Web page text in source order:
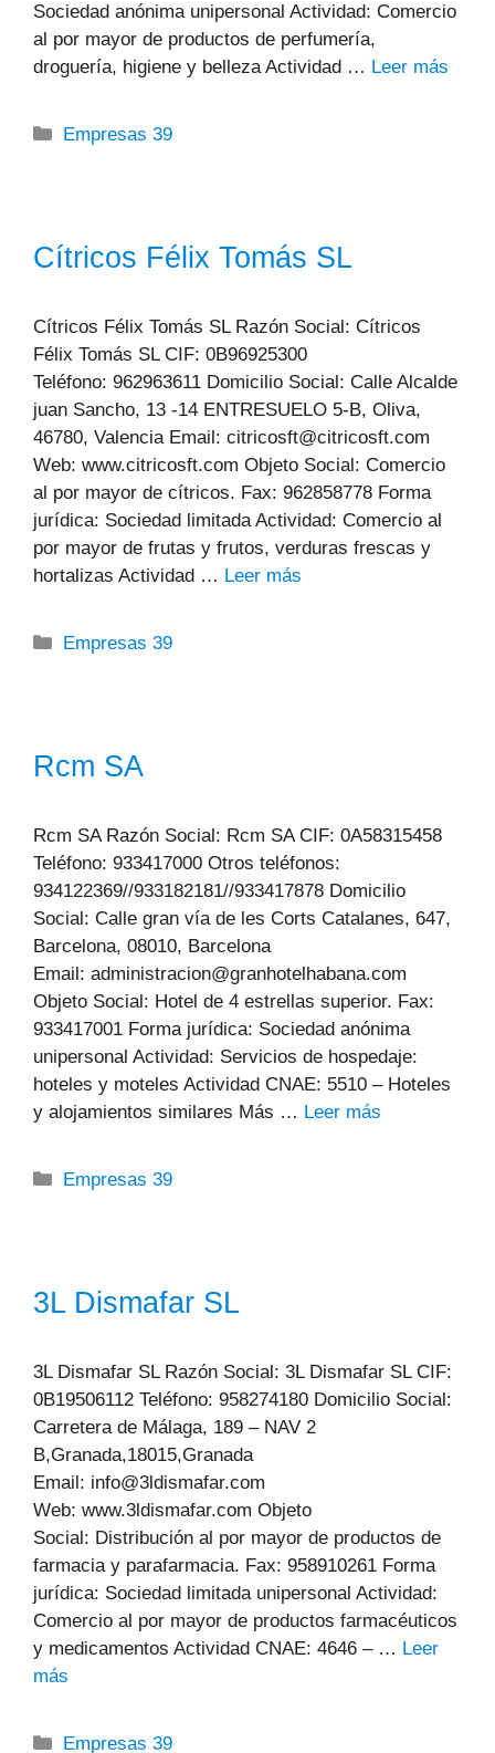
Sociedad anónima unipersonal Actividad: Comercio
al por mayor de productos de perfumería,
droguería, higiene y belleza Actividad … Leer más
Categorías
Empresas 39
Cítricos Félix Tomás SL
Cítricos Félix Tomás SL Razón Social: Cítricos
Félix Tomás SL CIF: 0B96925300
Teléfono: 962963611 Domicilio Social: Calle Alcalde
juan Sancho, 13 -14 ENTRESUELO 5-B, Oliva,
46780, Valencia Email: citricosft@citricosft.com
Web: www.citricosft.com Objeto Social: Comercio
al por mayor de cítricos. Fax: 962858778 Forma
jurídica: Sociedad limitada Actividad: Comercio al
por mayor de frutas y frutos, verduras frescas y
hortalizas Actividad … Leer más
Categorías
Empresas 39
Rcm SA
Rcm SA Razón Social: Rcm SA CIF: 0A58315458
Teléfono: 933417000 Otros teléfonos:
934122369//933182181//933417878 Domicilio
Social: Calle gran vía de les Corts Catalanes, 647,
Barcelona, 08010, Barcelona
Email: administracion@granhotelhabana.com
Objeto Social: Hotel de 4 estrellas superior. Fax:
933417001 Forma jurídica: Sociedad anónima
unipersonal Actividad: Servicios de hospedaje:
hoteles y moteles Actividad CNAE: 5510 – Hoteles
y alojamientos similares Más … Leer más
Categorías
Empresas 39
3L Dismafar SL
3L Dismafar SL Razón Social: 3L Dismafar SL CIF:
0B19506112 Teléfono: 958274180 Domicilio Social:
Carretera de Málaga, 189 – NAV 2
B,Granada,18015,Granada
Email: info@3ldismafar.com
Web: www.3ldismafar.com Objeto
Social: Distribución al por mayor de productos de
farmacia y parafarmacia. Fax: 958910261 Forma
jurídica: Sociedad limitada unipersonal Actividad:
Comercio al por mayor de productos farmacéuticos
y medicamentos Actividad CNAE: 4646 – … Leer
más
Categorías
Empresas 39